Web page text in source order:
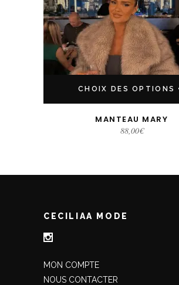
CHOIX DES OPTIONS
MANTEAU MARY
88,00€
CECILIAA MODE
MON COMPTE
NOUS CONTACTER